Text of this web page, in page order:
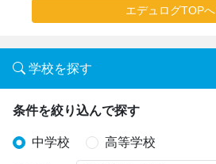
エデュログTOPへ
学校を探す
条件を絞り込んで探す
中学校 高等学校